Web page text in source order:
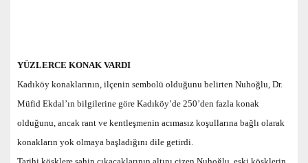
YÜZLERCE KONAK VARDI
Kadıköy konaklarının, ilçenin sembolü olduğunu belirten Nuhoğlu, Dr.
Müfid Ekdal’ın bilgilerine göre Kadıköy’de 250’den fazla konak
olduğunu, ancak rant ve kentleşmenin acımasız koşullarına bağlı olarak
konakların yok olmaya başladığını dile getirdi.